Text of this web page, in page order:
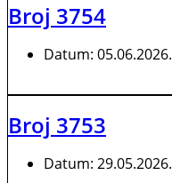
Broj 3754
Datum: 05.06.2026.
Broj 3753
Datum: 29.05.2026.